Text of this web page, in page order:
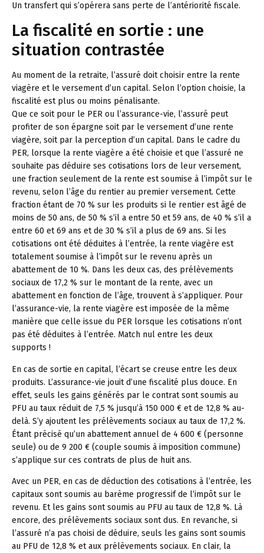
Un transfert qui s’opérera sans perte de l’antériorité fiscale.
La fiscalité en sortie : une
situation contrastée
Au moment de la retraite, l’assuré doit choisir entre la rente
viagère et le versement d’un capital. Selon l’option choisie, la
fiscalité est plus ou moins pénalisante.
Que ce soit pour le PER ou l’assurance-vie, l’assuré peut
profiter de son épargne soit par le versement d’une rente
viagère, soit par la perception d’un capital. Dans le cadre du
PER, lorsque la rente viagère a été choisie et que l’assuré ne
souhaite pas déduire ses cotisations lors de leur versement,
une fraction seulement de la rente est soumise à l’impôt sur le
revenu, selon l’âge du rentier au premier versement. Cette
fraction étant de 70 % sur les produits si le rentier est âgé de
moins de 50 ans, de 50 % s’il a entre 50 et 59 ans, de 40 % s’il a
entre 60 et 69 ans et de 30 % s’il a plus de 69 ans. Si les
cotisations ont été déduites à l’entrée, la rente viagère est
totalement soumise à l’impôt sur le revenu après un
abattement de 10 %. Dans les deux cas, des prélèvements
sociaux de 17,2 % sur le montant de la rente, avec un
abattement en fonction de l’âge, trouvent à s’appliquer. Pour
l’assurance-vie, la rente viagère est imposée de la même
manière que celle issue du PER lorsque les cotisations n’ont
pas été déduites à l’entrée. Match nul entre les deux
supports !
En cas de sortie en capital, l’écart se creuse entre les deux
produits. L’assurance-vie jouit d’une fiscalité plus douce. En
effet, seuls les gains générés par le contrat sont soumis au
PFU au taux réduit de 7,5 % jusqu’à 150 000 € et de 12,8 % au-
delà. S’y ajoutent les prélèvements sociaux au taux de 17,2 %.
Étant précisé qu’un abattement annuel de 4 600 € (personne
seule) ou de 9 200 € (couple soumis à imposition commune)
s’applique sur ces contrats de plus de huit ans.
Avec un PER, en cas de déduction des cotisations à l’entrée, les
capitaux sont soumis au barème progressif de l’impôt sur le
revenu. Et les gains sont soumis au PFU au taux de 12,8 %. Là
encore, des prélèvements sociaux sont dus. En revanche, si
l’assuré n’a pas choisi de déduire, seuls les gains sont soumis
au PFU de 12,8 % et aux prélèvements sociaux. En clair, la